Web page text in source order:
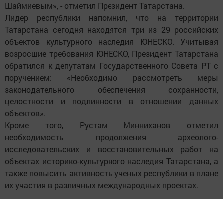
Шаймиевым», - отметил Президент Татарстана.
Лидер республики напомнил, что на территории
Татарстана сегодня находятся три из 29 российских
объектов культурного наследия ЮНЕСКО. Учитывая
возросшие требования ЮНЕСКО, Президент Татарстана
обратился к депутатам Государственного Совета РТ с
поручением: «Необходимо рассмотреть меры
законодательного обеспечения сохранности,
целостности и подлинности в отношении данных
объектов».
Кроме того, Рустам Минниханов отметил
необходимость продолжения археолого-
исследовательских и восстановительных работ на
объектах историко-культурного наследия Татарстана, а
также повысить активность ученых республики в плане
их участия в различных международных проектах.